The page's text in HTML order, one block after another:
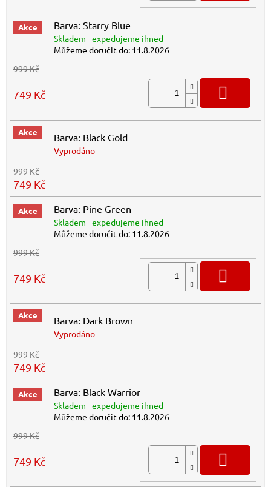
Akce Barva: Starry Blue
Skladem - expedujeme ihned
Můžeme doručit do: 11.8.2026
999 Kč
749 Kč
Akce Barva: Black Gold
Vyprodáno
999 Kč
749 Kč
Akce Barva: Pine Green
Skladem - expedujeme ihned
Můžeme doručit do: 11.8.2026
999 Kč
749 Kč
Akce Barva: Dark Brown
Vyprodáno
999 Kč
749 Kč
Akce Barva: Black Warrior
Skladem - expedujeme ihned
Můžeme doručit do: 11.8.2026
999 Kč
749 Kč